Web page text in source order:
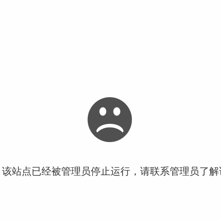
站点已经被管理员停止运行，请联系管理员了